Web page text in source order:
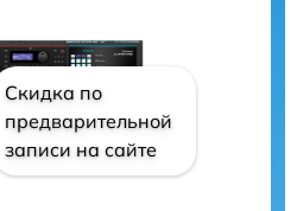
Скидка по
предварительной
записи на сайте